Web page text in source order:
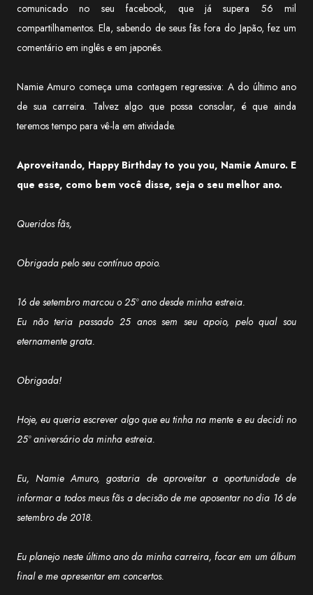
comunicado no seu facebook, que já supera 56 mil
compartilhamentos. Ela, sabendo de seus fãs fora do Japão, fez um
comentário em inglês e em japonês.
Namie Amuro começa uma contagem regressiva: A do último ano
de sua carreira. Talvez algo que possa consolar, é que ainda
teremos tempo para vê-la em atividade.
Aproveitando, Happy Birthday to you you, Namie Amuro. E
que esse, como bem você disse, seja o seu melhor ano.
Queridos fãs,
Obrigada pelo seu contínuo apoio.
16 de setembro marcou o 25º ano desde minha estreia.
Eu não teria passado 25 anos sem seu apoio, pelo qual sou
eternamente grata.
Obrigada!
Hoje, eu queria escrever algo que eu tinha na mente e eu decidi no
25º aniversário da minha estreia.
Eu, Namie Amuro, gostaria de aproveitar a oportunidade de
informar a todos meus fãs a decisão de me aposentar no dia 16 de
setembro de 2018.
Eu planejo neste último ano da minha carreira, focar em um álbum
final e me apresentar em concertos.